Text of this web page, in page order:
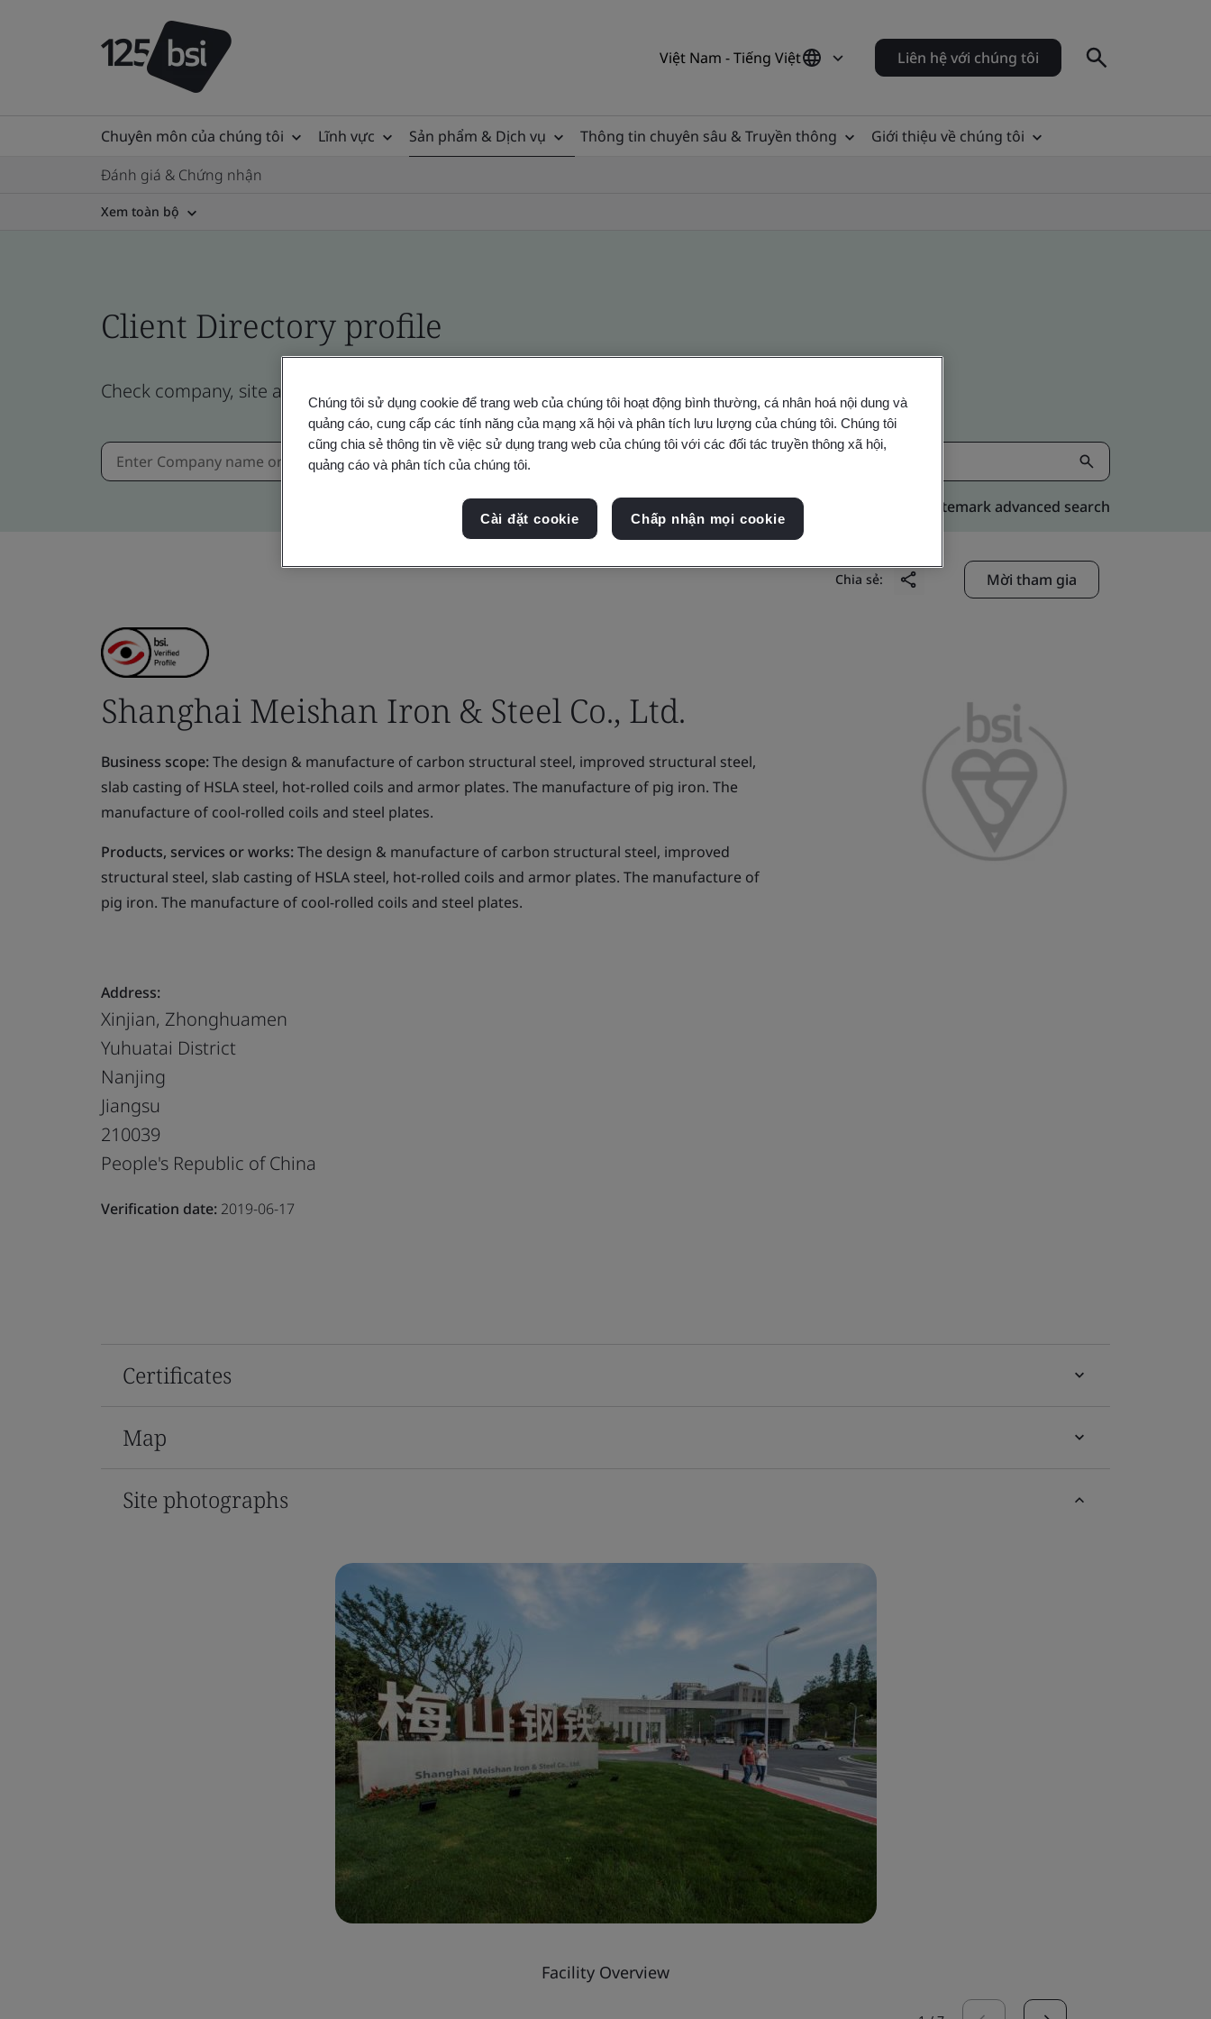
Việt Nam - Tiếng Việt Liên hệ với chúng tôi
Chuyên môn của chúng tôi Lĩnh vực Sản phẩm & Dịch vụ Thông tin chuyên sâu & Truyền thông
Giới thiệu về chúng tôi
Đánh giá & Chứng nhận
Xem toàn bộ
Client Directory profile
Check company, site and product certificates - Validation and Verification
Kitemark advanced search
Chia sẻ: Mời tham gia
Shanghai Meishan Iron & Steel Co., Ltd.
Business scope:The design & manufacture of carbon structural steel, improved structural steel,
slab casting of HSLA steel, hot-rolled coils and armor plates. The manufacture of pig iron. The
manufacture of cool-rolled coils and steel plates.
Products, services or works:The design & manufacture of carbon structural steel, improved
structural steel, slab casting of HSLA steel, hot-rolled coils and armor plates. The manufacture of
pig iron. The manufacture of cool-rolled coils and steel plates.
Address:
Xinjian, Zhonghuamen
Yuhuatai District
Nanjing
Jiangsu
210039
People's Republic of China
Verification date: 2019-06-17
Certificates
Map
Site photographs
Facility Overview
Chúng tôi sử dụng cookie để trang web của chúng tôi hoạt động bình thường, cá nhân hoá nội dung và
quảng cáo, cung cấp các tính năng của mạng xã hội và phân tích lưu lượng của chúng tôi. Chúng tôi
cũng chia sẻ thông tin về việc sử dụng trang web của chúng tôi với các đối tác truyền thông xã hội,
quảng cáo và phân tích của chúng tôi.
Cài đặt cookie Chấp nhận mọi cookie